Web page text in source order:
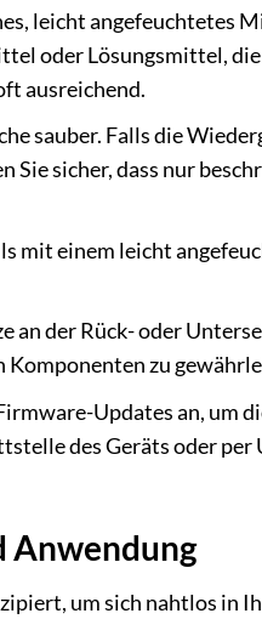
leicht angefeuchtetes
oder Lösungsmittel,
ausreichend.
sauber. Falls die
sicher, dass nur
mit einem leicht
an der Rück- oder
Komponenten zu
Updates an, um
des Geräts oder
Anwendung
um sich nahtlos in